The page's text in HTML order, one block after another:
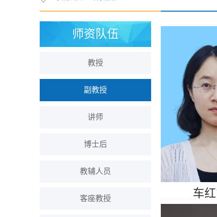
师资队伍
教授
副教授
讲师
博士后
教辅人员
客座教授 车